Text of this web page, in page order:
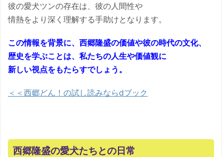
彼の愛犬ツンの存在は、彼の人間性や
情熱をより深く理解する手助けとなります。
この情報を背景に、西郷隆盛の価値や彼の時代の文化、
歴史を学ぶことは、私たちの人生や価値観に
新しい視点をもたらすでしょう。
＜＜西郷どん！の試し読みならdブック
西郷隆盛の愛犬たちとの日常